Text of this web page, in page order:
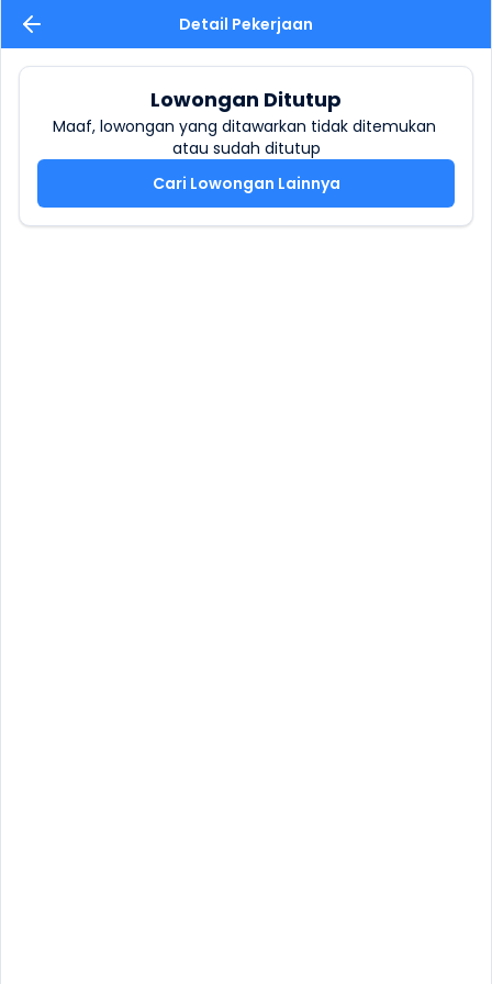
Detail Pekerjaan
Lowongan Ditutup
Maaf, lowongan yang ditawarkan tidak ditemukan
atau sudah ditutup
Cari Lowongan Lainnya